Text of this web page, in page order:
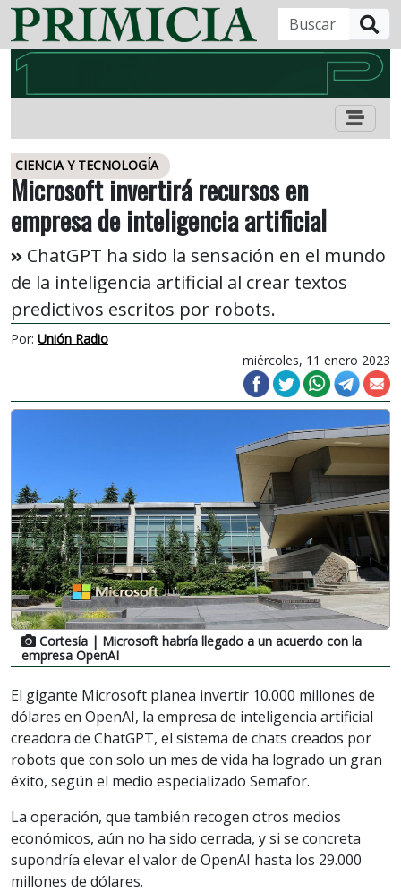
CIENCIA Y TECNOLOGÍA
Microsoft invertirá recursos en
empresa de inteligencia artificial
ChatGPT ha sido la sensación en el mundo
de la inteligencia artificial al crear textos
predictivos escritos por robots.
Por: Unión Radio
miércoles, 11 enero 2023
Cortesía | Microsoft habría llegado a un acuerdo con la
empresa OpenAI
El gigante Microsoft planea invertir 10.000 millones de
dólares en OpenAI, la empresa de inteligencia artificial
creadora de ChatGPT, el sistema de chats creados por
robots que con solo un mes de vida ha logrado un gran
éxito, según el medio especializado Semafor.
La operación, que también recogen otros medios
económicos, aún no ha sido cerrada, y si se concreta
supondría elevar el valor de OpenAI hasta los 29.000
millones de dólares.